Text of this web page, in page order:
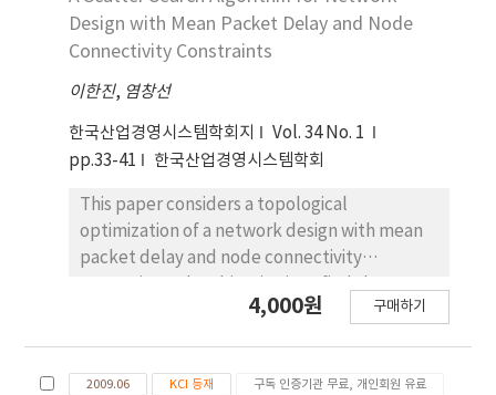
를 보여 정보처리의 비용 절감을 위해 효율적인 자원
관리를 한다는 사실을 확인하였으며, 시각정보의 유
무에 따른 ‘안정 상태’ 간의 유의미한 차이와 ‘추
상적사고 처리상태’에서의 모듈화 경향을 확인하였
다. 또한 LPA 프로파일의 특성 분류를 통해 인지처리
의 종류가 달라져도 신경네트워크 수준에서는 공통된
패턴이 존재할 수 있다는 사실과 ‘빠르고 효율적인
국소적 처리’ 유형과 ‘느리지만 통합적인 분산 처
리’의 전략이 차별적으로 존재함을 확인하였다. 본
연구의 결과는 뇌 네트워크의 기능적 연결성이 다양
한 정신활동과 직접적으로 연관되어 있다는 사실을
Design with Mean Packet Delay and Node
Connectivity Constraints
이한진, 염창선
한국산업경영시스템학회지
Vol. 34 No. 1
pp.33-41
한국산업경영시스템학회
This paper considers a topological
optimization of a network design with mean
packet delay and node connectivity
topological layout of links, at minimal cost.
4,000원 구매하기
2009.06 KCI 등재 구독 인증기관 무료, 개인회원 유료